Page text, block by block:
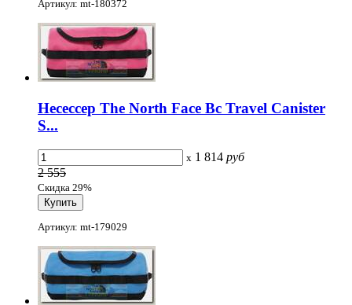
Артикул: mt-180372
Несессер The North Face Bc Travel Canister
S...
x 1 814 руб
2 555
Скидка 29%
Артикул: mt-179029